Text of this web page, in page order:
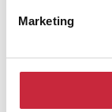
Marketing
Aby otrzymywać